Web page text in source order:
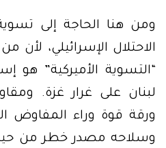
ومن هنا الحاجة إلى
الاحتلال الإسرائيلي، لأن
“التسوية الأميركية” هو
لبنان على غرار غزة.
ورقة قوة وراء المفاوض
وسلاحه مصدر خطر من حيث